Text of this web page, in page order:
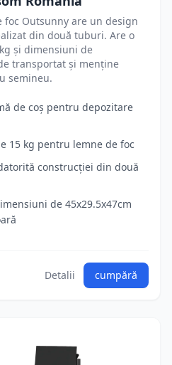
Outsunny are un design
din două tuburi. Are o
și dimensiuni de
transportat și menține
semineu.
de coș pentru depozitare
15 kg pentru lemne de foc
construcției din două
de 45x29.5x47cm
Detalii cumpără